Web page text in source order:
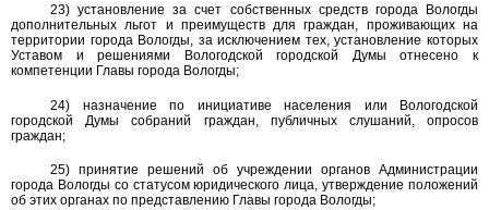
23) установление за счет собственных средств города Вологды
дополнительных льгот и преимуществ для граждан, проживающих на
территории города Вологды, за исключением тех, установление которых
Уставом и решениями Вологодской городской Думы отнесено к
компетенции Главы города Вологды;
24) назначение по инициативе населения или Вологодской
городской Думы собраний граждан, публичных слушаний, опросов
граждан;
25) принятие решений об учреждении органов Администрации
города Вологды со статусом юридического лица, утверждение положений
об этих органах по представлению Главы города Вологды;